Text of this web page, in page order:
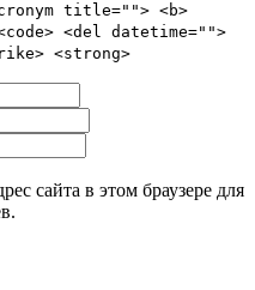
title=""> <b>
<del datetime="">
<strong>
сайта в этом браузере для